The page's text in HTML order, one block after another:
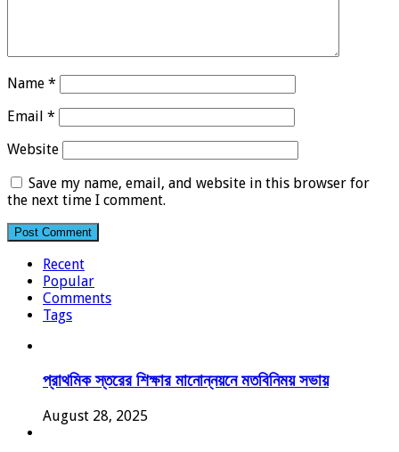
Name *
Email *
Website
Save my name, email, and website in this browser for
the next time I comment.
Recent
Popular
Comments
Tags
প্রাথমিক স্তরের শিক্ষার মানোন্নয়নে মতবিনিময় সভায়
August 28, 2025